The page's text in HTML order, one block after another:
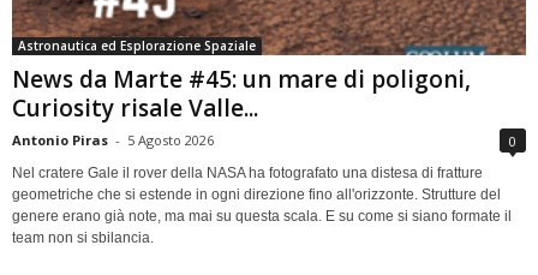
Astronautica ed Esplorazione Spaziale
News da Marte #45: un mare di poligoni,
Curiosity risale Valle...
Antonio Piras - 5 Agosto 2026 0
Nel cratere Gale il rover della NASA ha fotografato una distesa di fratture
geometriche che si estende in ogni direzione fino all'orizzonte. Strutture del
genere erano già note, ma mai su questa scala. E su come si siano formate il
team non si sbilancia.